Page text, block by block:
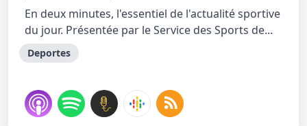
En deux minutes, l'essentiel de l'actualité sportive
du jour. Présentée par le Service des Sports de...
Deportes